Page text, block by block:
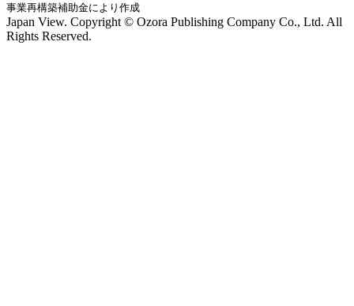
事業再構築補助金により作成
Japan View. Copyright © Ozora Publishing Company Co., Ltd. All
Rights Reserved.